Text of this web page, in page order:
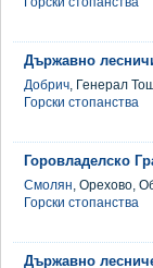
Държавно
Добрич, Генерал
Горски стопанства
Горовладелско
Смолян, Орехово,
Горски стопанства
Държавно